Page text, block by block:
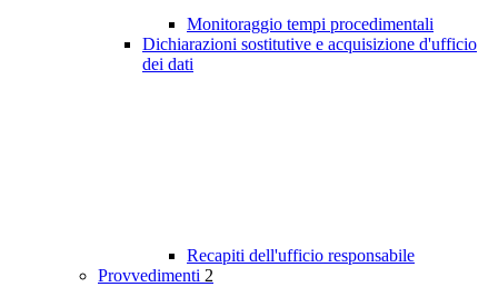
Monitoraggio tempi procedimentali
Dichiarazioni sostitutive e acquisizione d'ufficio
dei dati
Recapiti dell'ufficio responsabile
Provvedimenti 2